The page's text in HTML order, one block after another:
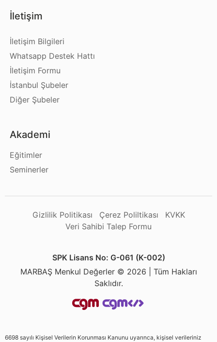
İletişim
İletişim Bilgileri
Whatsapp Destek Hattı
İletişim Formu
İstanbul Şubeler
Diğer Şubeler
Akademi
Eğitimler
Seminerler
Gizlilik Politikası Çerez Poliltikası
KVKK
Veri Sahibi Talep Formu
SPK Lisans No: G-061 (K-002)
MARBAŞ Menkul Değerler © 2026 | Tüm Hakları
Saklıdır.
6698 sayılı Kişisel Verilerin Korunması Kanunu uyarınca, kişisel verileriniz